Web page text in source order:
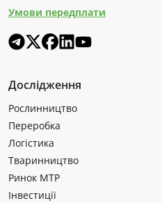
Умови передплати
Дослідження
Рослинництво
Переробка
Логістика
Тваринництво
Ринок МТР
Інвестиції